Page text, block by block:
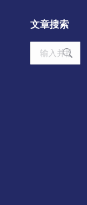
文章搜索
Search: